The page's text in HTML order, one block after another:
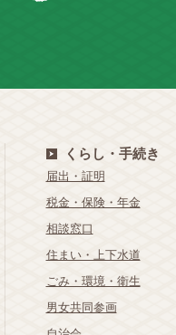
くらし・手続き
届出・証明
税金・保険・年金
相談窓口
住まい・上下水道
ごみ・環境・衛生
男女共同参画